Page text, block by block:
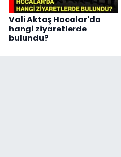
Vali Aktaş Hocalar'da
hangi ziyaretlerde
bulundu?